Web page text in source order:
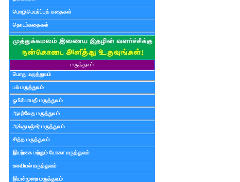
மொழிபெயர்ப்புக் கதைகள்
தொடர்கதைகள்
மருத்துவம்
பொது மருத்துவம்
பல் மருத்துவம்
ஓமியோபதி மருத்துவம்
ஆயுர்வேத மருத்துவம்
அக்குபஞ்சர் மருத்துவம்
சித்த மருத்துவம்
இயற்கை மற்றும் யோகா மருத்துவம்
உளவியல் மருத்துவம்
இயன்முறை மருத்துவம்